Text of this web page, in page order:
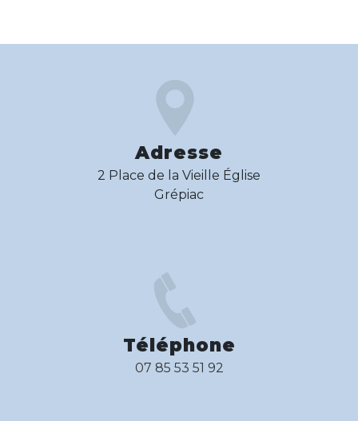
Adresse
2 Place de la Vieille Église
Grépiac
Téléphone
07 85 53 51 92